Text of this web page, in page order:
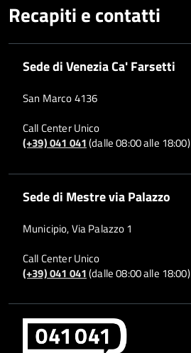
Recapiti e contatti
Sede di Venezia Ca' Farsetti
San Marco 4136
Call Center Unico
(+39) 041 041(dalle 08:00 alle 18:00)
Sede di Mestre via Palazzo
Municipio, Via Palazzo 1
Call Center Unico
(+39) 041 041(dalle 08:00 alle 18:00)